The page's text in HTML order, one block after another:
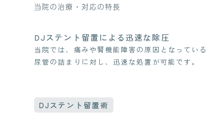
当院の治療・対応の特長
DJステント留置による迅速な除圧
当院では、痛みや腎機能障害の原因となっている
尿管の詰まりに対し、迅速な処置が可能です。
DJステント留置術